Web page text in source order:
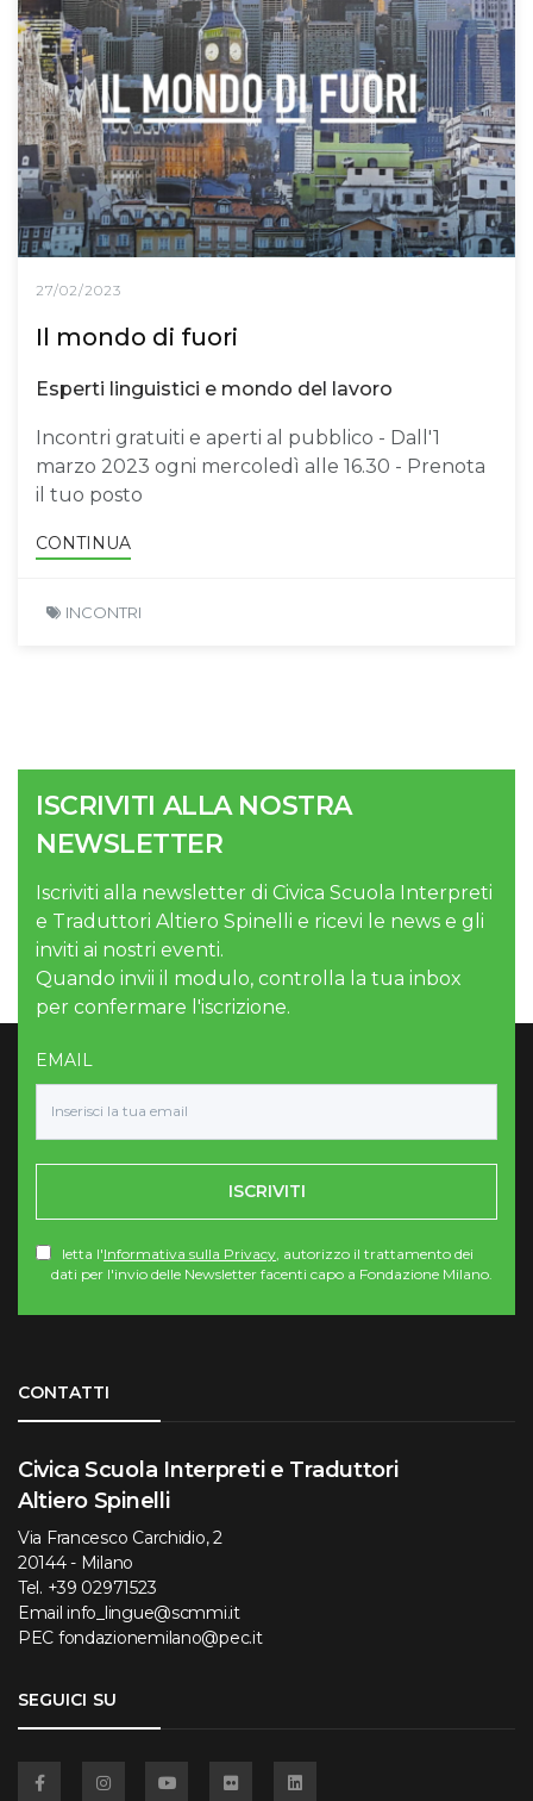
27/02/2023
Il mondo di fuori
Esperti linguistici e mondo del lavoro
Incontri gratuiti e aperti al pubblico - Dall'1
marzo 2023 ogni mercoledì alle 16.30 - Prenota
il tuo posto
CONTINUA
INCONTRI
ISCRIVITI ALLA NOSTRA
NEWSLETTER
Iscriviti alla newsletter di Civica Scuola Interpreti
e Traduttori Altiero Spinelli e ricevi le news e gli
inviti ai nostri eventi.
Quando invii il modulo, controlla la tua inbox
per confermare l'iscrizione.
EMAIL
ISCRIVITI
letta l'Informativa sulla Privacy, autorizzo il trattamento dei
dati per l'invio delle Newsletter facenti capo a Fondazione Milano.
CONTATTI
Civica Scuola Interpreti e Traduttori
Altiero Spinelli
Via Francesco Carchidio, 2
20144 - Milano
Tel. +39 02971523
Email info_lingue@scmmi.it
PEC fondazionemilano@pec.it
SEGUICI SU